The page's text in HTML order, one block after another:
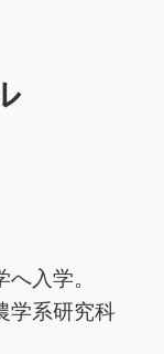
入学。
学系研究科